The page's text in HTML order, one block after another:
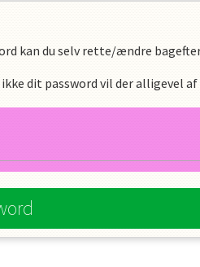
kan du selv rette/ændre
dit password vil der alligevel